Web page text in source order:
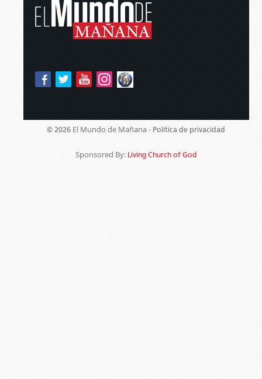
© 2026 El Mundo de Mañana - Política de privacidad
Sponsored By: Living Church of God